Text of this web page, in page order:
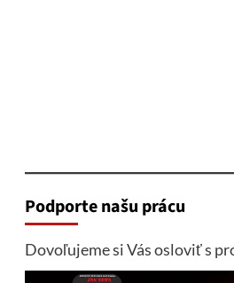
Podporte našu prácu
Dovoľujeme si Vás osloviť s